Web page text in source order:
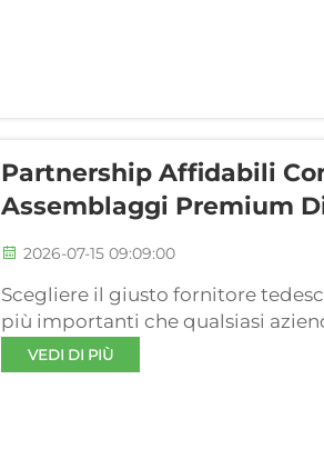
Partnership Affidabili
Assemblaggi Premium
2026-07-15 09:09:00
Scegliere il giusto fornitore
più importanti che qualsiasi
prendere. Che la vostra attività si
configurazioni diesel Mercedes
VEDI DI PIÙ